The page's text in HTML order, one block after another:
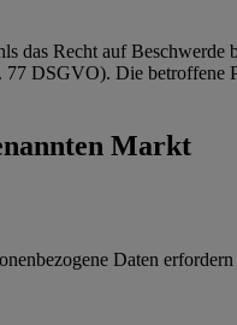
das Recht auf
DSGVO). Die betroffene
Markt
Daten